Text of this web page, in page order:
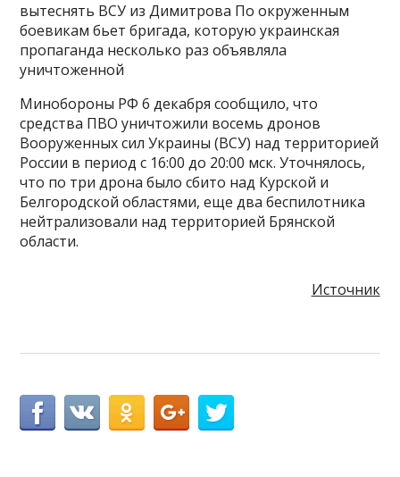
вытеснять ВСУ из Димитрова По окруженным
боевикам бьет бригада, которую украинская
пропаганда несколько раз объявляла
уничтоженной
Минобороны РФ 6 декабря сообщило, что
средства ПВО уничтожили восемь дронов
Вооруженных сил Украины (ВСУ) над территорией
России в период с 16:00 до 20:00 мск. Уточнялось,
что по три дрона было сбито над Курской и
Белгородской областями, еще два беспилотника
нейтрализовали над территорией Брянской
области.
Источник